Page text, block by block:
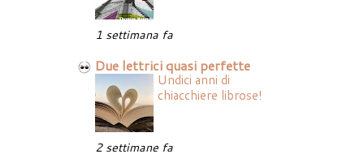
1 settimana fa
Due lettrici quasi perfette
Undici anni di
chiacchiere librose!
2 settimane fa